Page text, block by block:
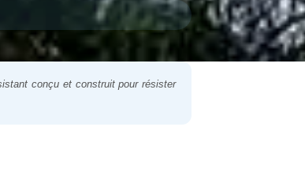
conçu et construit pour résister